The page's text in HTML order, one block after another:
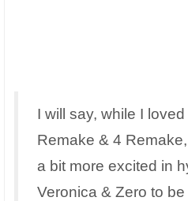
I will say, while I
Remake & 4
a bit more excited in
Veronica & Zero to